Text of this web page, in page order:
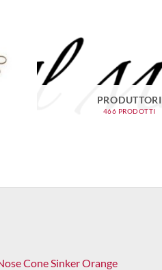
PRODUTTORI
466 PRODOTTI
Cone Sinker Orange